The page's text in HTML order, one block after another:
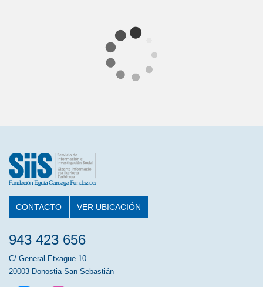
CONTACTO VER UBICACIÓN
943 423 656
C/ General Etxague 10
20003 Donostia San Sebastián